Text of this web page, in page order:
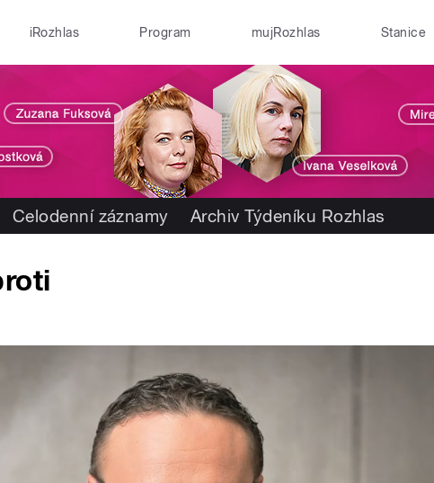
iRozhlas Program mujRozhlas Stanice
Celodenní záznamy Archiv Týdeníku Rozhlas